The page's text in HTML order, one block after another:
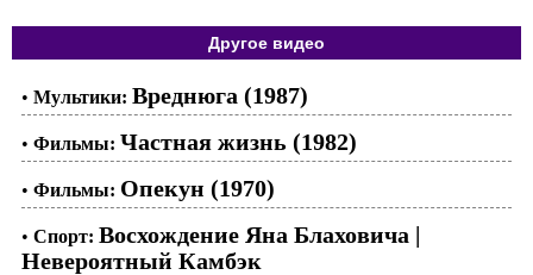
Другое видео
• Мультики: Вреднюга (1987)
• Фильмы: Частная жизнь (1982)
• Фильмы: Опекун (1970)
• Спорт: Восхождение Яна Блаховича |
Невероятный Камбэк